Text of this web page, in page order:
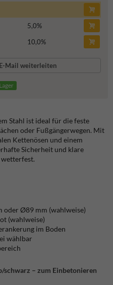
5,0%
10,0%
Mail weiterleiten
Stahl ist ideal für die feste
oder Fußgängerwegen. Mit
Kettenösen und einem
Sicherheit und klare
oder Ø89 mm (wahlweise)
(wahlweise)
im Boden
wählbar
schwarz – zum Einbetonieren